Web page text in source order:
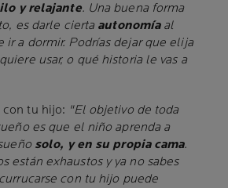
y relajante. Una buena forma
es darle cierta autonomíaal
ir a dormir. Podrías dejar que elija
usar, o qué historia le vas a
con tu hijo: "El objetivo de toda
es que el niño aprenda a
solo, y en su propia cama.
están exhaustos y ya no sabes
con tu hijo puede